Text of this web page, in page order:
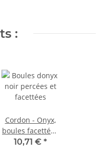
:
Cordon - Onyx,
boules facettées
6 mm noir,
10,71 € *